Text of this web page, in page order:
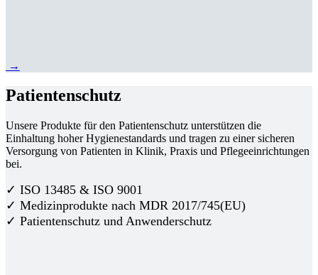
→
Patientenschutz
Unsere Produkte für den Patientenschutz unterstützen die
Einhaltung hoher Hygienestandards und tragen zu einer sicheren
Versorgung von Patienten in Klinik, Praxis und Pflegeeinrichtungen
bei.
✓ ISO 13485 & ISO 9001
✓ Medizinprodukte nach MDR 2017/745(EU)
✓ Patientenschutz und Anwenderschutz